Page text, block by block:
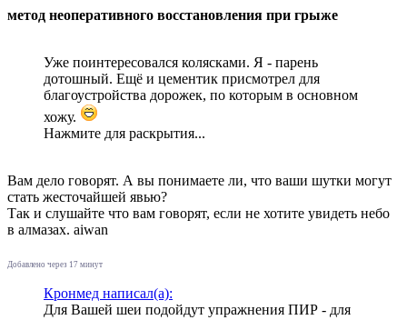
метод неоперативного восстановления при грыже
Уже поинтересовался колясками. Я - парень
дотошный. Ещё и цементик присмотрел для
благоустройства дорожек, по которым в основном
хожу.
Нажмите для раскрытия...
Вам дело говорят. А вы понимаете ли, что ваши шутки могут
стать жесточайшей явью?
Так и слушайте что вам говорят, если не хотите увидеть небо
в алмазах. aiwan
Добавлено через 17 минут
Кронмед написал(а):
Для Вашей шеи подойдут упражнения ПИР - для